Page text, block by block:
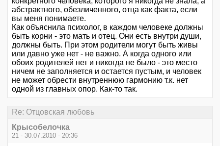
абстрактного, обезличенного, отца как факта, если
вы меня понимаете.
Как объяснила психолог, в каждом человеке должны
быть корни - это мать и отец. Они есть внутри души,
должны быть. При этом родители могут быть живы
или давно уже нет - не важно. А когда одного или
обоих родителей нет и никогда не было - это место
ничем не заполняется и остается пустым, и человек
не может обрести внутреннюю гармонию т.к. нет
одной из главных опор. Как-то так.
Re: Отцовская любовь
Крысобелочка
21 - 30.07.2010 - 20:36